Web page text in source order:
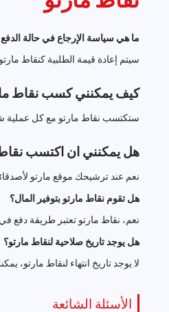
ما هي سياسة الإرجاع في حالة الدفع
سيتم إعادة قيمة الطلبية كنقاط
كيف يمكنني كسب نقاط
ستكتسب نقاط مارتو مع كل عملية
هل يمكنني ان اكتسب نقاط
نعم عند ترشيحك موقع مارتو لأصدقائك ستتحصل على ١٠٠ نقطة عندما
هل تقوم نقاط مارتو بتوفير المال؟
نعم، نقاط مارتو تعتبر طريقة دفع
هل يوجد تاريخ صلاحية لنقاط مارتو؟
لا يوجد تاريخ انتهاء لنقاط مارتو،
الأسئلة الشائعة